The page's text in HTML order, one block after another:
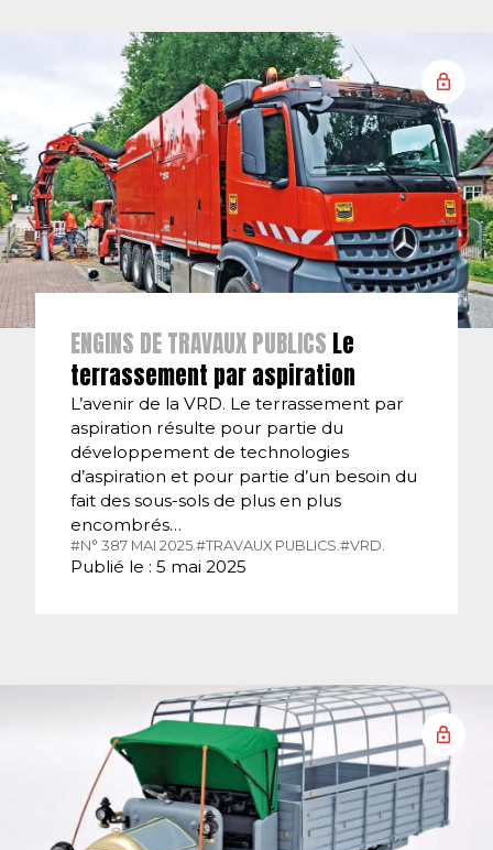
ENGINS DE TRAVAUX PUBLICS Le
terrassement par aspiration
L’avenir de la VRD. Le terrassement par
aspiration résulte pour partie du
développement de technologies
d’aspiration et pour partie d’un besoin du
fait des sous-sols de plus en plus
encombrés…
#N° 387 MAI 2025. #TRAVAUX PUBLICS. #VRD.
Publié le : 5 mai 2025